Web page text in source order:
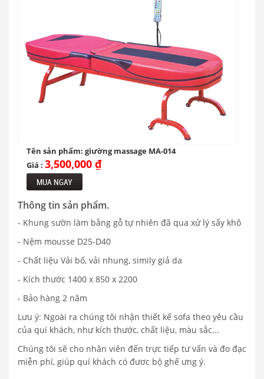
Tên sản phẩm: giường massage MA-014
Giá : 3,500,000 ₫
MUA NGAY
Thông tin sản phẩm.
- Khung sườn làm bằng gỗ tự nhiên đã qua xử lý sấy khô
- Nệm mousse D25-D40
- Chất liệu Vải bố, vải nhung, simily giả da
- Kích thước 1400 x 850 x 2200
- Bảo hàng 2 năm
Lưu ý: Ngoài ra chúng tôi nhận thiết kế sofa theo yêu cầu
của quí khách, như kích thước, chất liệu, màu sắc...
Chúng tôi sẽ cho nhân viên đến trực tiếp tư vấn và đo đạc
miễn phí, giúp quí khách có đươc bộ ghế ưng ý.